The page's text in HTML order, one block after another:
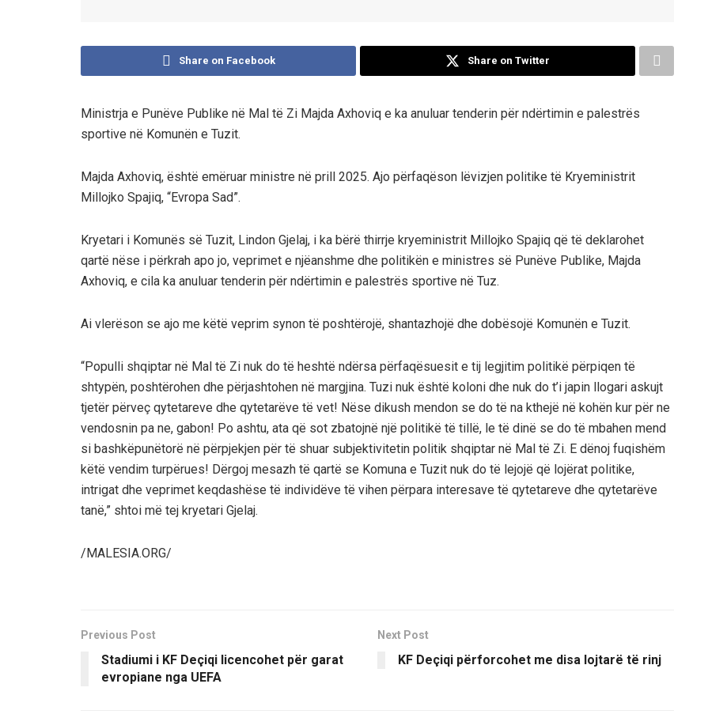
Share on Facebook Share on Twitter
Ministrja e Punëve Publike në Mal të Zi Majda Axhoviq e ka anuluar tenderin për ndërtimin e palestrës
sportive në Komunën e Tuzit.
Majda Axhoviq, është emëruar ministre në prill 2025. Ajo përfaqëson lëvizjen politike të Kryeministrit
Millojko Spajiq, “Evropa Sad”.
Kryetari i Komunës së Tuzit, Lindon Gjelaj, i ka bërë thirrje kryeministrit Millojko Spajiq që të deklarohet
qartë nëse i përkrah apo jo, veprimet e njëanshme dhe politikën e ministres së Punëve Publike, Majda
Axhoviq, e cila ka anuluar tenderin për ndërtimin e palestrës sportive në Tuz.
Ai vlerëson se ajo me këtë veprim synon të poshtërojë, shantazhojë dhe dobësojë Komunën e Tuzit.
“Populli shqiptar në Mal të Zi nuk do të heshtë ndërsa përfaqësuesit e tij legjitim politikë përpiqen të
shtypën, poshtërohen dhe përjashtohen në margjina. Tuzi nuk është koloni dhe nuk do t’i japin llogari askujt
tjetër përveç qytetareve dhe qytetarëve të vet! Nëse dikush mendon se do të na kthejë në kohën kur për ne
vendosnin pa ne, gabon! Po ashtu, ata që sot zbatojnë një politikë të tillë, le të dinë se do të mbahen mend
si bashkëpunëtorë në përpjekjen për të shuar subjektivitetin politik shqiptar në Mal të Zi. E dënoj fuqishëm
këtë vendim turpërues! Dërgoj mesazh të qartë se Komuna e Tuzit nuk do të lejojë që lojërat politike,
intrigat dhe veprimet keqdashëse të individëve të vihen përpara interesave të qytetareve dhe qytetarëve
tanë,” shtoi më tej kryetari Gjelaj.
/MALESIA.ORG/
Previous Post
Stadiumi i KF Deçiqi licencohet për garat
evropiane nga UEFA
Next Post
KF Deçiqi përforcohet me disa lojtarë të rinj